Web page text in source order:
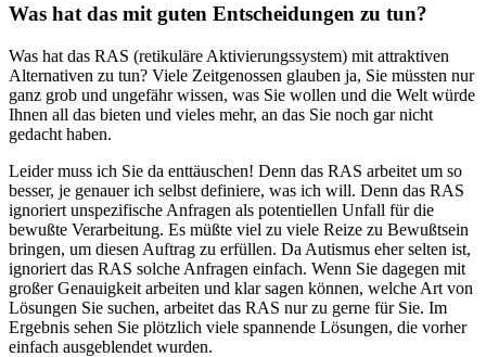
Was hat das mit guten Entscheidungen zu tun?
Was hat das RAS (retikuläre Aktivierungssystem) mit attraktiven
Alternativen zu tun? Viele Zeitgenossen glauben ja, Sie müssten nur
ganz grob und ungefähr wissen, was Sie wollen und die Welt würde
Ihnen all das bieten und vieles mehr, an das Sie noch gar nicht
gedacht haben.
Leider muss ich Sie da enttäuschen! Denn das RAS arbeitet um so
besser, je genauer ich selbst definiere, was ich will. Denn das RAS
ignoriert unspezifische Anfragen als potentiellen Unfall für die
bewußte Verarbeitung. Es müßte viel zu viele Reize zu Bewußtsein
bringen, um diesen Auftrag zu erfüllen. Da Autismus eher selten ist,
ignoriert das RAS solche Anfragen einfach. Wenn Sie dagegen mit
großer Genauigkeit arbeiten und klar sagen können, welche Art von
Lösungen Sie suchen, arbeitet das RAS nur zu gerne für Sie. Im
Ergebnis sehen Sie plötzlich viele spannende Lösungen, die vorher
einfach ausgeblendet wurden.